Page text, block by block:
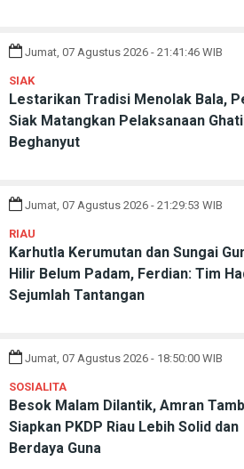
Jumat, 07 Agustus 2026 - 21:41:46 WIB
SIAK
Lestarikan Tradisi Menolak Bala,
Siak Matangkan Pelaksanaan
Beghanyut
Jumat, 07 Agustus 2026 - 21:29:53 WIB
RIAU
Karhutla Kerumutan dan Sungai
Hilir Belum Padam, Ferdian: Tim
Sejumlah Tantangan
Jumat, 07 Agustus 2026 - 18:50:00 WIB
SOSIALITA
Besok Malam Dilantik, Amran
Siapkan PKDP Riau Lebih Solid dan
Berdaya Guna